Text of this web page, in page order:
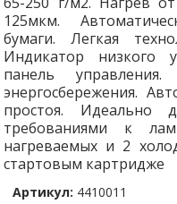
125мкм.
бумаги. Легкая
Индикатор низкого
панель управления.
энергосбережения.
простоя. Идеально
требованиями к
нагреваемых и 2
стартовым картридже
Артикул: 4410011